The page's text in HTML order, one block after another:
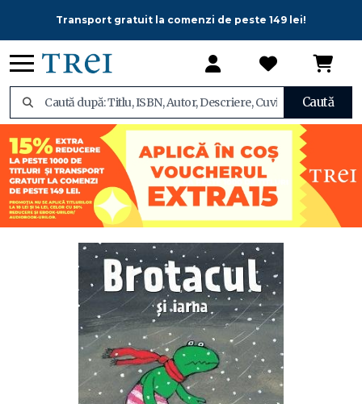
Transport gratuit la comenzi de peste 149 lei!
Caută